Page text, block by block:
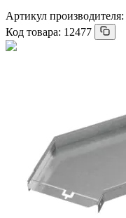
Артикул производителя:
Код товара: 12477